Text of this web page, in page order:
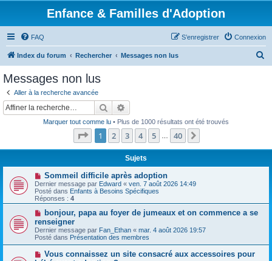
Enfance & Familles d'Adoption
FAQ Connexion
S’enregistrer
Index du forum Rechercher Messages non lus
Messages non lus
Aller à la recherche avancée
Rechercher
Marquer tout comme lu • Plus de 1000 résultats ont été trouvés
Page 1sur40
1 2 3 4 5 40
Sujets
N
o
u
v
e
a
u
m
e
s
s
a
Sommeil difficile après adoption
Dernier message par Edward « ven. 7 août 2026 14:49
Posté dans Enfants à Besoins Spécifiques
Réponses : 4
N
u
v
e
a
u
bonjour, papa au foyer de jumeaux et on commence a se
renseigner
Dernier message par Fan_Ethan « mar. 4 août 2026 19:57
Posté dans Présentation des membres
N
o
Vous connaissez un site consacré aux accessoires pour